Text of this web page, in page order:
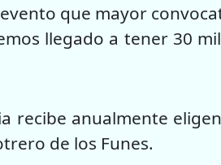
que mayor
llegado a tener 30
recibe anualmente
de los Funes.